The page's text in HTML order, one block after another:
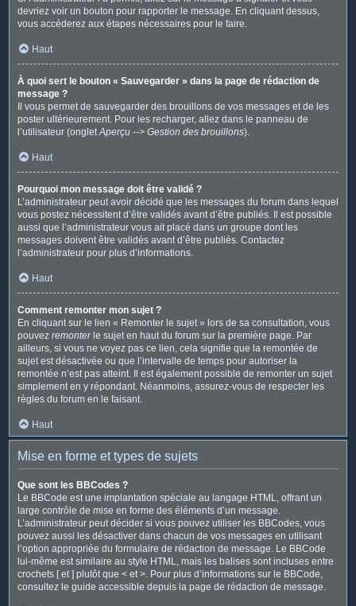
devriez voir un bouton pour rapporter le message. En cliquant dessus,
vous accéderez aux étapes nécessaires pour le faire.
Haut
À quoi sert le bouton « Sauvegarder » dans la page de rédaction de
message ?
Il vous permet de sauvegarder des brouillons de vos messages et de les
poster ultérieurement. Pour les recharger, allez dans le panneau de
l’utilisateur (ongletAperçu --> Gestion des brouillons).
Haut
Pourquoi mon message doit être validé ?
L’administrateur peut avoir décidé que les messages du forum dans lequel
vous postez nécessitent d’être validés avant d’être publiés. Il est possible
aussi que l’administrateur vous ait placé dans un groupe dont les
messages doivent être validés avant d’être publiés. Contactez
l’administrateur pour plus d’informations.
Haut
Comment remonter mon sujet ?
En cliquant sur le lien « Remonter le sujet » lors de sa consultation, vous
pouvez remonterle sujet en haut du forum sur la première page. Par
ailleurs, si vous ne voyez pas ce lien, cela signifie que la remontée de
sujet est désactivée ou que l’intervalle de temps pour autoriser la
remontée n’est pas atteint. Il est également possible de remonter un sujet
simplement en y répondant. Néanmoins, assurez-vous de respecter les
règles du forum en le faisant.
Haut
Mise en forme et types de sujets
Que sont les BBCodes ?
Le BBCode est une implantation spéciale au langage HTML, offrant un
large contrôle de mise en forme des éléments d’un message.
L’administrateur peut décider si vous pouvez utiliser les BBCodes, vous
pouvez aussi les désactiver dans chacun de vos messages en utilisant
l’option appropriée du formulaire de rédaction de message. Le BBCode
lui-même est similaire au style HTML, mais les balises sont incluses entre
crochets [ et ] plutôt que < et >. Pour plus d’informations sur le BBCode,
consultez le guide accessible depuis la page de rédaction de message.